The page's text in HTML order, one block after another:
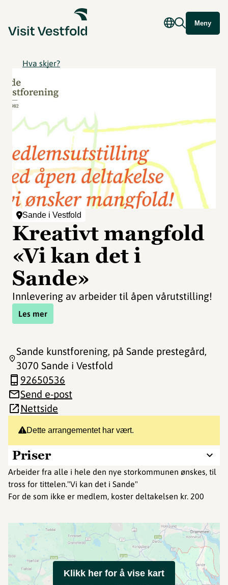
Meny
Hva skjer?
Sande i Vestfold
Kreativt mangfold
«Vi kan det i
Sande»
Innlevering av arbeider til åpen vårutstilling!
Les mer
Dette arrangementet har vært.
Priser
Arbeider fra alle i hele den nye storkommunen ønskes, til
tross for tittelen."Vi kan det i Sande"
For de som ikke er medlem, koster deltakelsen kr. 200
Sande kunstforening, på Sande prestegård,
3070 Sande i Vestfold
92650536
Send e-post
Nettside
Klikk her for å vise kart